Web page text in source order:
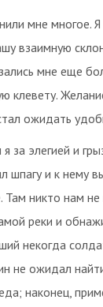
мне многое.
взаимную
мне еще
ожидать
за элегией и
шпагу и к нему
никто нам
реки и
некогда
не ожидал
наконец,